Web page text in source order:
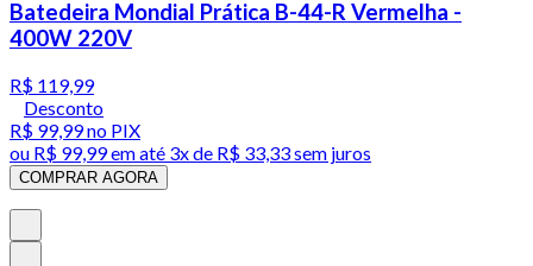
Batedeira Mondial Prática B-44-R Vermelha -
400W 220V
R$ 119,99
Desconto
R$ 99,99no PIX
ou R$ 99,99em até 3x de R$ 33,33 sem juros
COMPRAR AGORA